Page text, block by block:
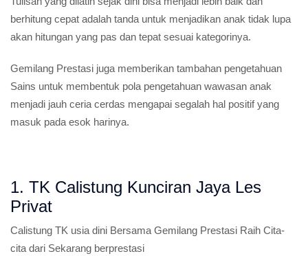
berhitung cepat adalah tanda untuk menjadikan anak tidak lupa
akan hitungan yang pas dan tepat sesuai kategorinya.
Gemilang Prestasi juga memberikan tambahan pengetahuan
Sains untuk membentuk pola pengetahuan wawasan anak
menjadi jauh ceria cerdas mengapai segalah hal positif yang
masuk pada esok harinya.
1. TK Calistung Kunciran Jaya Les
Privat
Calistung TK usia dini Bersama Gemilang Prestasi Raih Cita-
cita dari Sekarang berprestasi